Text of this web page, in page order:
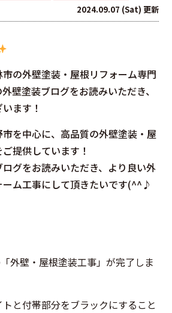
2024.09.07 (Sat) 更新
の外壁塗装・屋根リフォーム専門
壁塗装ブログをお読みいただき、
ます！
を中心に、高品質の外壁塗装・屋
提供しています！
グをお読みいただき、より良い外
ーム工事にして頂きたいです(^^♪
外壁・屋根塗装工事」が完了しま
と付帯部分をブラックにすること